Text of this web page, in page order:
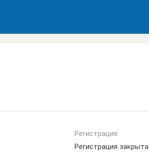
Регистрация
Регистрация закрыта